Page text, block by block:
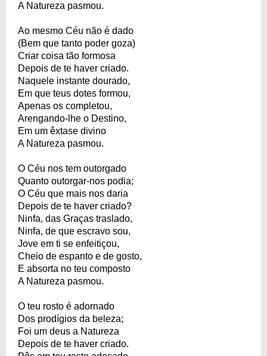
A Natureza pasmou.
Ao mesmo Céu não é dado
(Bem que tanto poder goza)
Criar coisa tão formosa
Depois de te haver criado.
Naquele instante dourado,
Em que teus dotes formou,
Apenas os completou,
Arengando-lhe o Destino,
Em um êxtase divino
A Natureza pasmou.
O Céu nos tem outorgado
Quanto outorgar-nos podia;
O Céu que mais nos daria
Depois de te haver criado?
Ninfa, das Graças traslado,
Ninfa, de que escravo sou,
Jove em ti se enfeitiçou,
Cheio de espanto e de gosto,
E absorta no teu composto
A Natureza pasmou.
O teu rosto é adornado
Dos prodígios da beleza;
Foi um deus a Natureza
Depois de te haver criado.